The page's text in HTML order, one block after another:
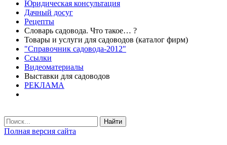
Юридическая консультация
Дачный досуг
Рецепты
Словарь садовода. Что такое… ?
Товары и услуги для садоводов (каталог фирм)
"Справочник садовода-2012"
Ссылки
Видеоматериалы
Выставки для садоводов
РЕКЛАМА
Найти
Полная версия сайта